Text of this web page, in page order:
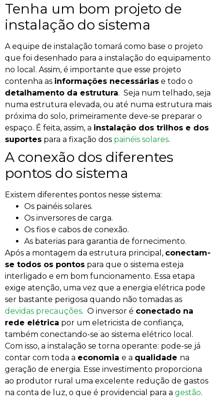
Tenha um bom projeto de
instalação do sistema
A equipe de instalação tomará como base o projeto
que foi desenhado para a instalação do equipamento
no local. Assim, é importante que esse projeto
contenha as informações necessárias e todo o
detalhamento da estrutura. Seja num telhado, seja
numa estrutura elevada, ou até numa estrutura mais
próxima do solo, primeiramente deve-se preparar o
espaço. É feita, assim, a instalação dos trilhos e dos
suportes para a fixação dos painéis solares.
A conexão dos diferentes
pontos do sistema
Existem diferentes pontos nesse sistema:
Os painéis solares.
Os inversores de carga.
Os fios e cabos de conexão.
As baterias para garantia de fornecimento.
Após a montagem da estrutura principal, conectam-
se todos os pontos para que o sistema esteja
interligado e em bom funcionamento. Essa etapa
exige atenção, uma vez que a energia elétrica pode
ser bastante perigosa quando não tomadas as
devidas precauções. O inversor é conectado na
rede elétrica por um eletricista de confiança,
também conectando-se ao sistema elétrico local.
Com isso, a instalação se torna operante: pode-se já
contar com toda a economia e a qualidade na
geração de energia. Esse investimento proporciona
ao produtor rural uma excelente redução de gastos
na conta de luz, o que é providencial para a gestão.